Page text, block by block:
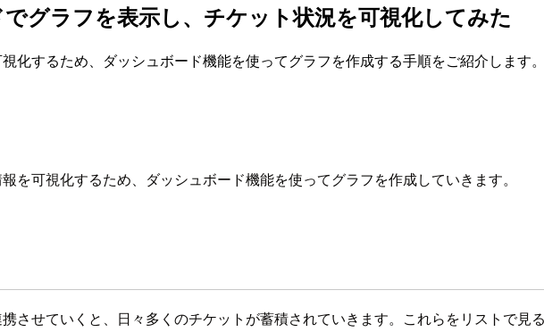
グラフを表示し、チケット状況を可視化してみた
化するため、ダッシュボード機能を使ってグラフを作成する手順をご紹介します
を可視化するため、ダッシュボード機能を使ってグラフを作成していきます。
させていくと、日々多くのチケットが蓄積されていきます。これらをリストで